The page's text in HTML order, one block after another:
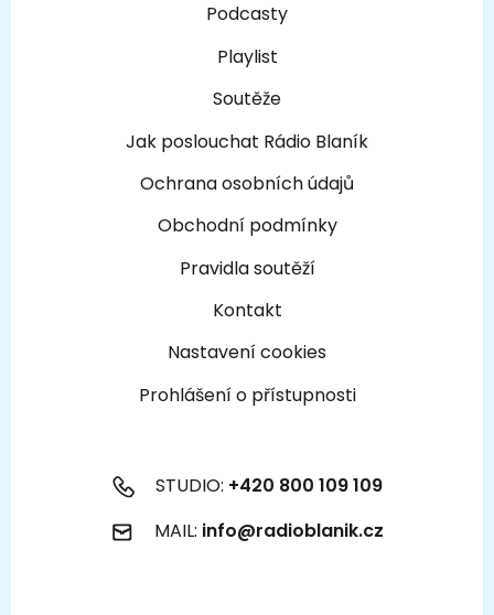
Podcasty
Playlist
Soutěže
Jak poslouchat Rádio Blaník
Ochrana osobních údajů
Obchodní podmínky
Pravidla soutěží
Kontakt
Nastavení cookies
Prohlášení o přístupnosti
STUDIO: +420 800 109 109
MAIL: info@radioblanik.cz